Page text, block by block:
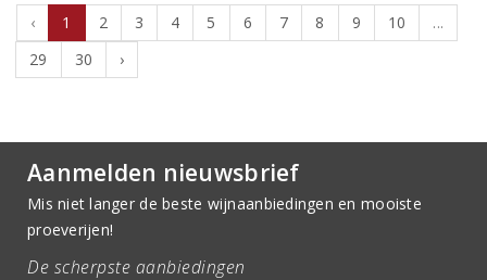
‹ 1 2 3 4 5 6 7 8 9 10
...
29
30 ›
Aanmelden nieuwsbrief
Mis niet langer de beste wijnaanbiedingen en mooiste
proeverijen!
De scherpste aanbiedingen